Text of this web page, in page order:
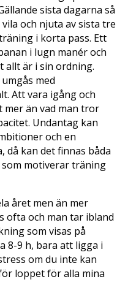
sista dagarna så
och njuta av sista tre
i korta pass. Ett
i lugn manér och
allt är i sin ordning.
med
Att vara igång och
än vad man tror
Undantag kan
och en
då kan det finnas båda
motiverar träning
året men än mer
ofta och man tar ibland
som visas på
8-9 h, bara att ligga i
om du inte kan
loppet för alla mina